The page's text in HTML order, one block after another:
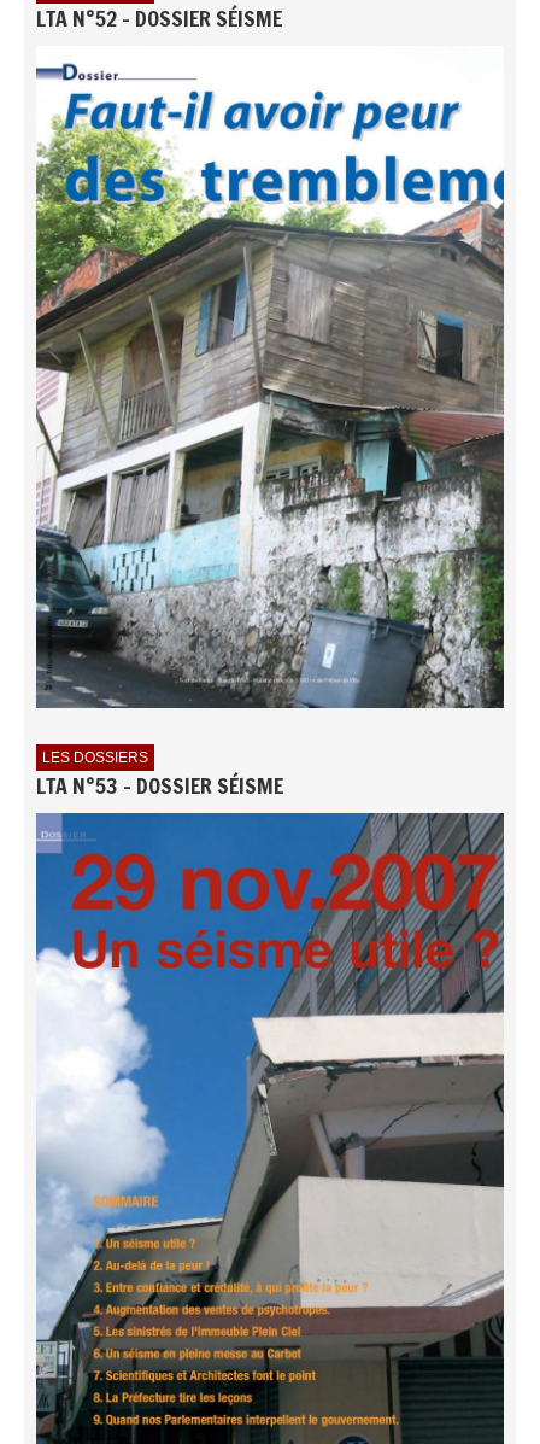
LTA N°52 - DOSSIER SÉISME
LES DOSSIERS
LTA N°53 - DOSSIER SÉISME